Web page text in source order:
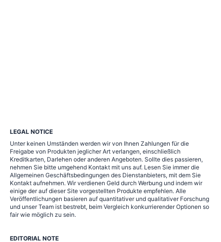
LEGAL NOTICE
Unter keinen Umständen werden wir von Ihnen Zahlungen für die
Freigabe von Produkten jeglicher Art verlangen, einschließlich
Kreditkarten, Darlehen oder anderen Angeboten. Sollte dies passieren,
nehmen Sie bitte umgehend Kontakt mit uns auf. Lesen Sie immer die
Allgemeinen Geschäftsbedingungen des Dienstanbieters, mit dem Sie
Kontakt aufnehmen. Wir verdienen Geld durch Werbung und indem wir
einige der auf dieser Site vorgestellten Produkte empfehlen. Alle
Veröffentlichungen basieren auf quantitativer und qualitativer Forschung
und unser Team ist bestrebt, beim Vergleich konkurrierender Optionen so
fair wie möglich zu sein.
EDITORIAL NOTE